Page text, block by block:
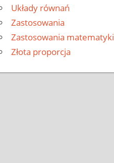
Układy równań
Zastosowania
Zastosowania matematyki
Złota proporcja